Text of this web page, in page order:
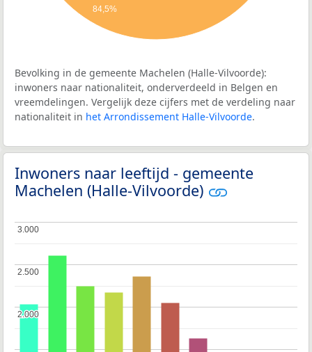
84,5%
Bevolking in de gemeente Machelen (Halle-Vilvoorde):
inwoners naar nationaliteit, onderverdeeld in Belgen en
vreemdelingen. Vergelijk deze cijfers met de verdeling naar
nationaliteit in het Arrondissement Halle-Vilvoorde.
Inwoners naar leeftijd - gemeente
Machelen (Halle-Vilvoorde)
2.000
2.000
2.500
2.500
3.000
3.000